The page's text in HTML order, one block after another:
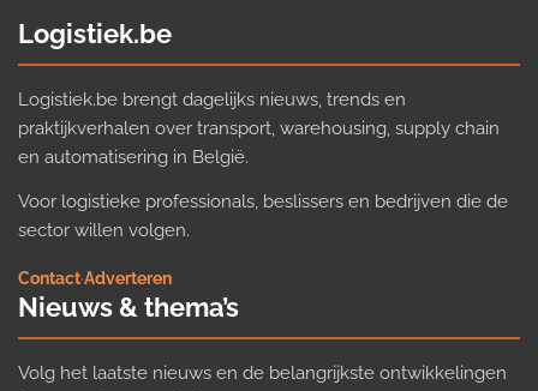
Logistiek.be
Logistiek.be brengt dagelijks nieuws, trends en
praktijkverhalen over transport, warehousing, supply chain
en automatisering in België.
Voor logistieke professionals, beslissers en bedrijven die de
sector willen volgen.
Contact·Adverteren
Nieuws & thema’s
Volg het laatste nieuws en de belangrijkste ontwikkelingen